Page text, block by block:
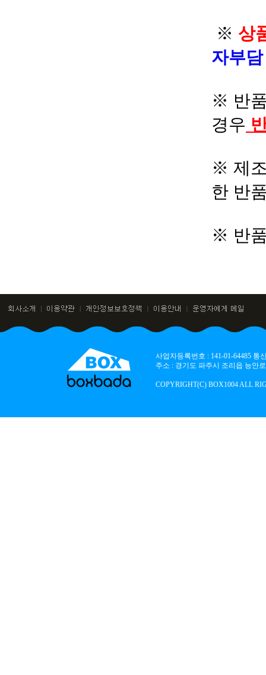
※ 상
자부
※ 반
경우
※ 제
한 반
※ 반
사업자등록번호 : 141-01-64485
주소 : 경기도 파주시 조리읍 능안
COPYRIGHT(C) BOX1004 ALL